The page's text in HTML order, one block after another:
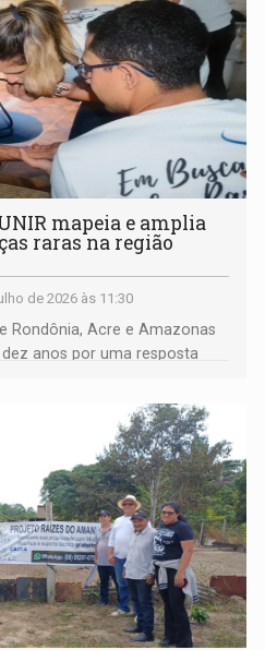
mapeia e amplia
raras na região
de 2026 às 11:30
Rondônia, Acre e Amazonas
anos por uma resposta